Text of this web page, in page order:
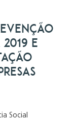
e
Social